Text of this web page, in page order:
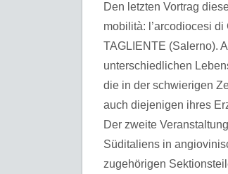
Den letzten Vortrag
mobilità: l’arcodiocesi
TAGLIENTE (Salerno).
unterschiedlichen
die in der schwierigen
auch diejenigen ihres
Der zweite
Süditaliens in
zugehörigen